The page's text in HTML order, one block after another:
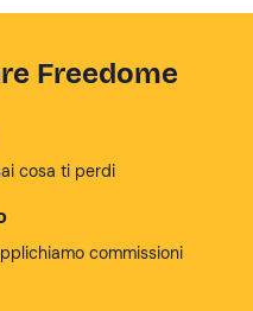
Freedome
cosa ti perdi
commissioni